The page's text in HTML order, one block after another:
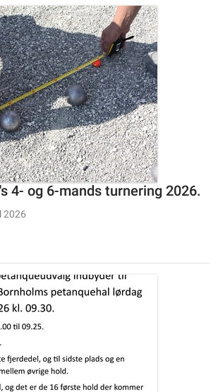
4- og 6-mands turnering 2026.
2026